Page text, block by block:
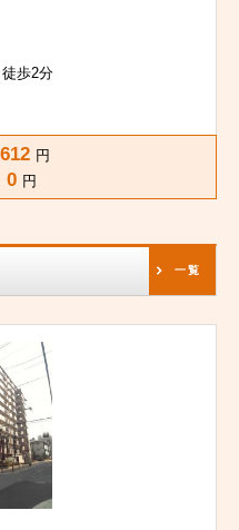
歩2分
円
0 円
一覧